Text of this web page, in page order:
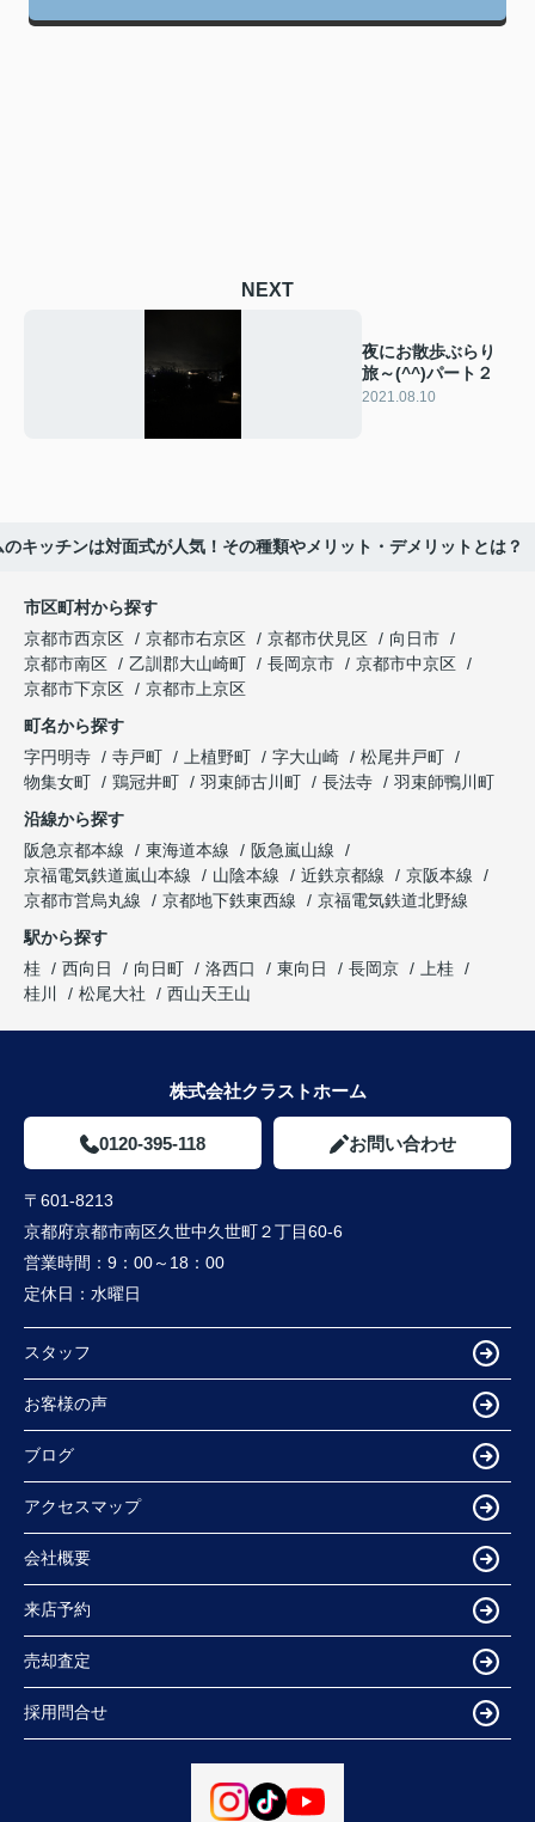
NEXT
夜にお散歩ぶらり
旅～(^^)パート２
2021.08.10
キッチンは対面式が人気！その種類やメリット・デメリットとは？
市区町村から探す
京都市西京区
京都市右京区 京都市伏見区
向日市
京都市南区
乙訓郡大山崎町 長岡京市
京都市中京区
京都市下京区
京都市上京区
町名から探す
字円明寺
寺戸町 上植野町 字大山崎
松尾井戸町
物集女町
鶏冠井町 羽束師古川町 長法寺
羽束師鴨川町
沿線から探す
阪急京都本線
東海道本線
阪急嵐山線
京福電気鉄道嵐山本線
山陰本線 近鉄京都線
京阪本線
京都市営烏丸線
京都地下鉄東西線
京福電気鉄道北野線
駅から探す
桂
西向日 向日町 洛西口 東向日 長岡京
上桂
桂川
松尾大社 西山天王山
株式会社クラストホーム
0120-395-118 お問い合わせ
〒601-8213
京都府京都市南区久世中久世町２丁目60-6
営業時間： 9：00～18：00
定休日： 水曜日
スタッフ
お客様の声
ブログ
アクセスマップ
会社概要
来店予約
売却査定
採用問合せ